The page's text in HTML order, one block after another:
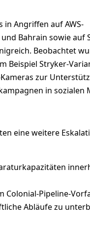
in Angriffen auf AWS-
Bahrain sowie auf
Beobachtet
Beispiel Stryker-
zur
in sozialen
eine weitere
Colonial-Pipeline-
Abläufe zu